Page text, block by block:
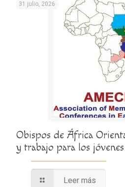
31 julio, 2026
Obispos de África
y trabajo para los jóvenes
Leer más